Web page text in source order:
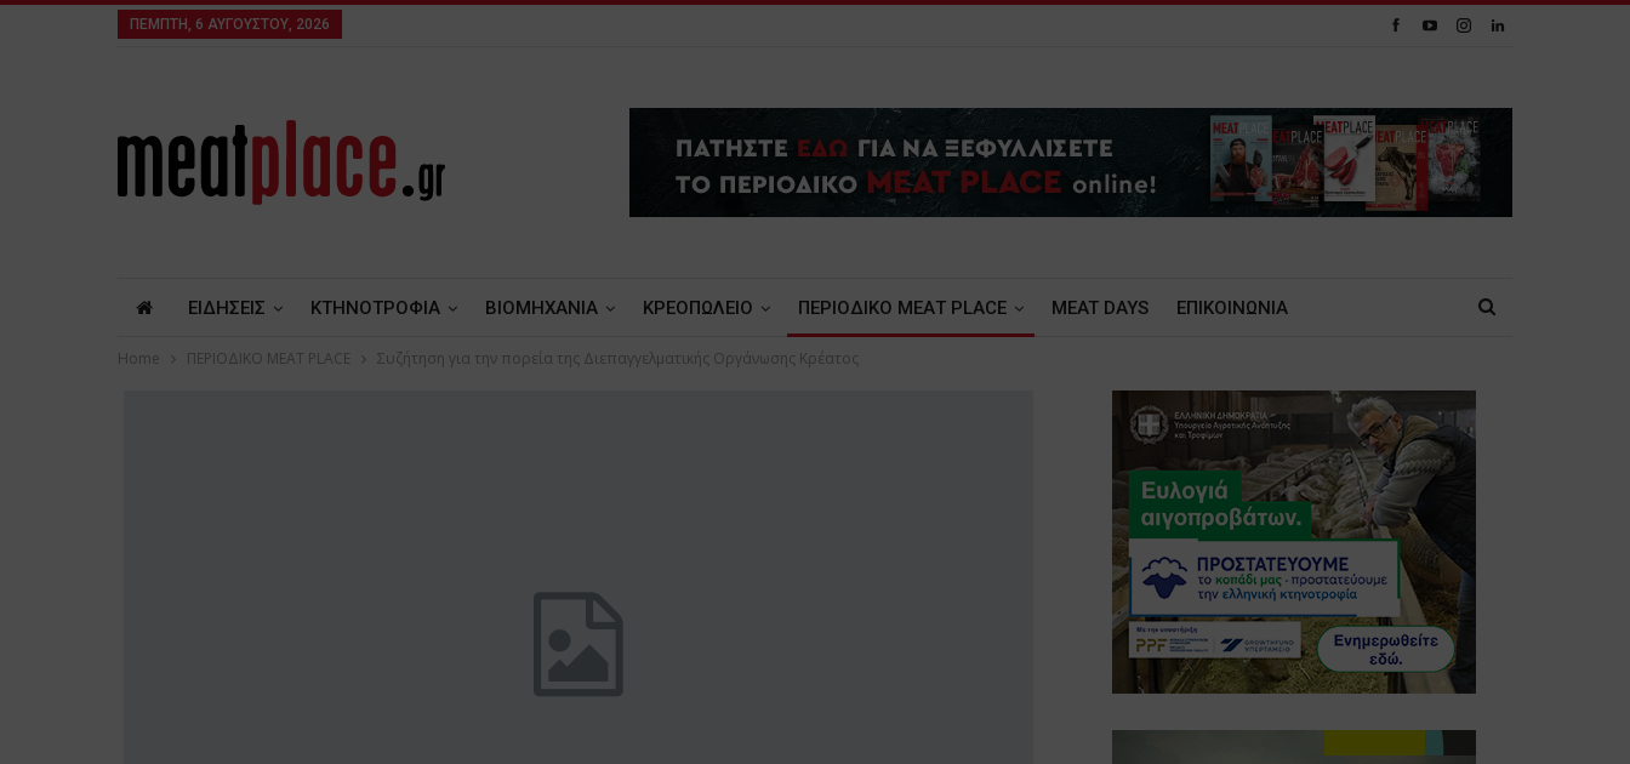
ΠΈΜΠΤΗ, 6 ΑΥΓΟΎΣΤΟΥ, 2026
ΕΙΔΗΣΕΙΣ ΚΤΗΝΟΤΡΟΦΙΑ ΒΙΟΜΗΧΑΝΙΑ ΚΡΕΟΠΩΛΕΙΟ ΠΕΡΙΟΔΙΚΟ ΜΕΑΤ PLACE MEAT DAYS ΕΠΙΚΟΙΝΩΝΙΑ
Home ΠΕΡΙΟΔΙΚΟ ΜΕΑΤ PLACE Συζήτηση για την πορεία της Διεπαγγελματικής Οργάνωσης Κρέατος